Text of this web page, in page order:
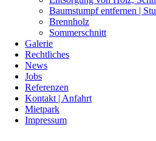
Baumstumpf entfernen |
Brennholz
Sommerschnitt
Galerie
Rechtliches
News
Jobs
Referenzen
Kontakt | Anfahrt
Mietpark
Impressum